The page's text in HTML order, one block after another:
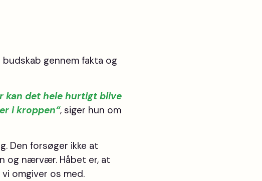
gennem fakta og
kan det hele hurtigt blive
i kroppen“, siger hun om
Den forsøger ikke at
og nærvær. Håbet er, at
omgiver os med.